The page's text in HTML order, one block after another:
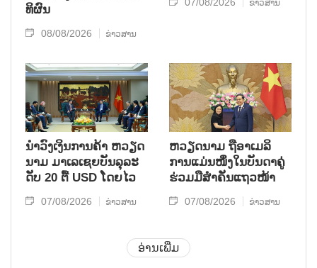
ທິ​ຜົນ
08/08/2026 ຂ່າວສານ
ຂ່າວສານ
ນຳ​ວົງ​ເງິນ​ການ​ຄ້າ ຫວຽດ​
ນາມ ມາ​ເລ​ເຊຍ​ບັນ​ລຸ​ລະ​
ດັບ 20 ຕື້ USD ໂດຍ​ໄວ
07/08/2026 ຂ່າວສານ
ຫ​ວຽດ​ນາມ ຖື​ອາ​ເມ​ລິ​
ການ​ແມ່ນ​ໜຶ່ງ​ໃນ​ບັນ​ດາ​ຄູ່​
ຮ່ວມ​ມື​ສຳ​ຄັນ​ແຖວ​ໜ້າ
07/08/2026 ຂ່າວສານ
ອ່ານເພີ່ມ